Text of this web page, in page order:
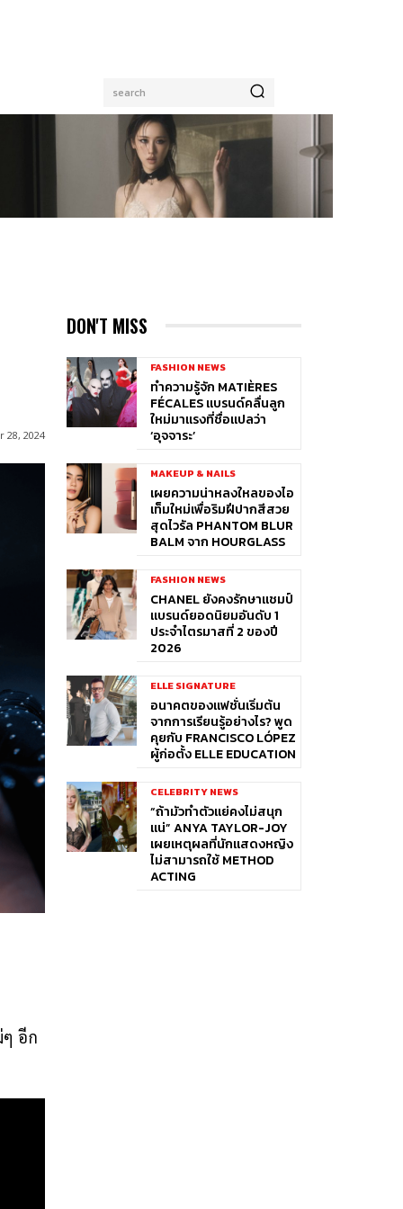
search
28, 2024
ๆ อีก
DON'T MISS
FASHION NEWS
ทำความรู้จัก MATIÈRES
FÉCALES แบรนด์คลื่นลูก
ใหม่มาแรงที่ชื่อแปลว่า
‘อุจจาระ’
MAKEUP & NAILS
เผยความน่าหลงใหลของไอ
เท็มใหม่เพื่อริมฝีปากสีสวย
สุดไวรัล PHANTOM BLUR
BALM จาก HOURGLASS
FASHION NEWS
CHANEL ยังคงรักษาแชมป์
แบรนด์ยอดนิยมอันดับ 1
ประจำไตรมาสที่ 2 ของปี
2026
ELLE SIGNATURE
อนาคตของแฟชั่นเริ่มต้น
จากการเรียนรู้อย่างไร? พูด
คุยกับ FRANCISCO LÓPEZ
ผู้ก่อตั้ง ELLE EDUCATION
CELEBRITY NEWS
“ถ้ามัวทำตัวแย่คงไม่สนุก
แน่” ANYA TAYLOR-JOY
เผยเหตุผลที่นักแสดงหญิง
ไม่สามารถใช้ METHOD
ACTING